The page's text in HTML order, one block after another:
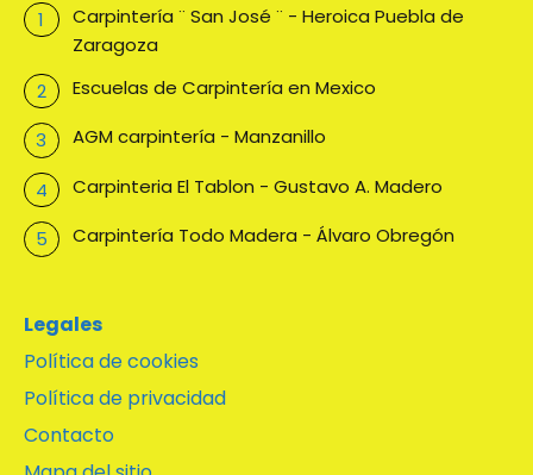
Carpintería ¨ San José ¨ - Heroica Puebla de
Zaragoza
Escuelas de Carpintería en Mexico
AGM carpintería - Manzanillo
Carpinteria El Tablon - Gustavo A. Madero
Carpintería Todo Madera - Álvaro Obregón
Legales
Política de cookies
Política de privacidad
Contacto